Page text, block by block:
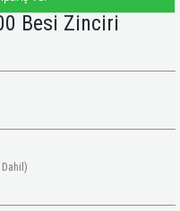
Besi Zinciri
Dahil)